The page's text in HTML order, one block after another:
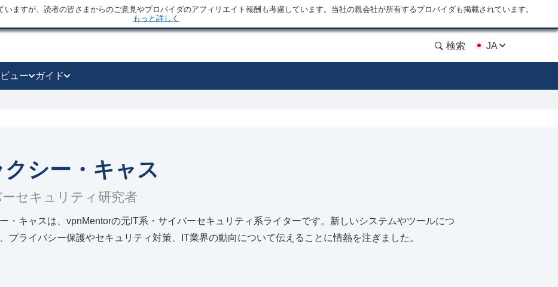
ますが、読者の皆さまからのご意見やプロバイダのアフィリエイト報酬も考慮しています。当社の親会社が所有するプロバイダも掲載されています。
もっと詳しく
検索 JA
ュー ガイド
クシー・キャス
セキュリティ研究者
・キャスは、vpnMentorの元IT系・サイバーセキュリティ系ライターです。新しいシステムやツールにつ
プライバシー保護やセキュリティ対策、IT業界の動向について伝えることに情熱を注ぎました。